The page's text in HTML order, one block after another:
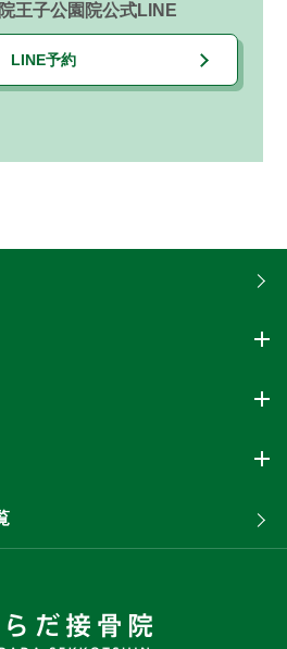
王子公園院公式LINE
LINE予約